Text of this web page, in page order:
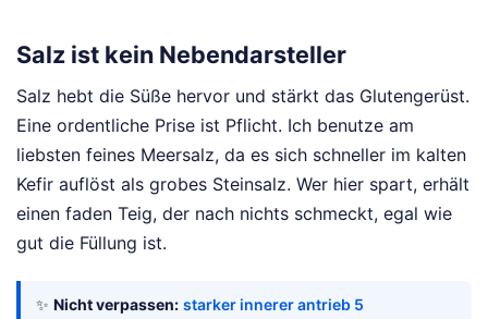
Salz ist kein Nebendarsteller
Salz hebt die Süße hervor und stärkt das Glutengerüst.
Eine ordentliche Prise ist Pflicht. Ich benutze am
liebsten feines Meersalz, da es sich schneller im kalten
Kefir auflöst als grobes Steinsalz. Wer hier spart, erhält
einen faden Teig, der nach nichts schmeckt, egal wie
gut die Füllung ist.
✨ Nicht verpassen: starker innerer antrieb 5